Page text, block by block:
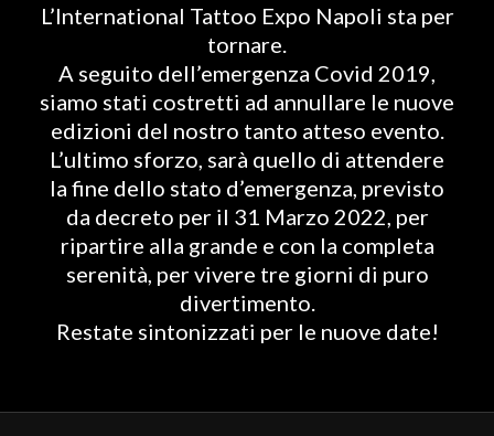
L’International Tattoo Expo Napoli sta per
tornare.
A seguito dell’emergenza Covid 2019,
siamo stati costretti ad annullare le nuove
edizioni del nostro tanto atteso evento.
L’ultimo sforzo, sarà quello di attendere
la fine dello stato d’emergenza, previsto
da decreto per il 31 Marzo 2022, per
ripartire alla grande e con la completa
serenità, per vivere tre giorni di puro
divertimento.
Restate sintonizzati per le nuove date!